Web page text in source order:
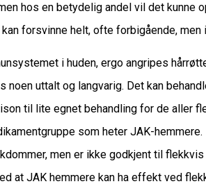
hos en betydelig andel vil det kunne
forsvinne helt, ofte forbigående, men
i huden, ergo angripes
uttalt og langvarig. Det kan
til lite egnet behandling for de aller
som heter JAK-
men er ikke godkjent til
at JAK hemmere kan ha effekt ved